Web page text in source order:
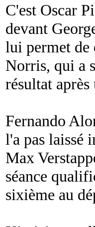
C'est Oscar
devant
lui permet de
Norris, qui a
résultat après
Fernando
l'a pas laissé
Max
séance
sixième au